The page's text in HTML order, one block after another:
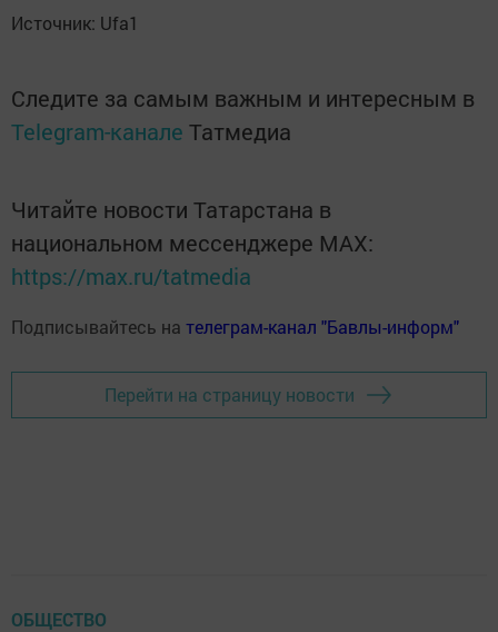
Источник: Ufa1
Следите за самым важным и интересным в
Telegram-канале Татмедиа
Читайте новости Татарстана в
национальном мессенджере MАХ:
https://max.ru/tatmedia
Подписывайтесь на телеграм-канал "Бавлы-информ"
Перейти на страницу новости
ОБЩЕСТВО